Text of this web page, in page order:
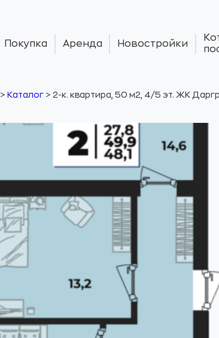
Покупка Аренда Новостройки
> Каталог > 2-к. квартира, 50 м2, 4/5 эт. ЖК